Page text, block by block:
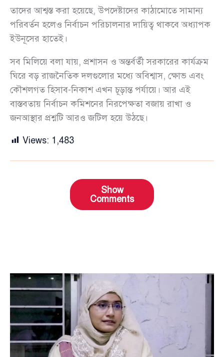
তাদের আশ্বস্ত করা হয়েছে, উপদেষ্টাদের কাঠামোতে সামান্য
পরিবর্তন হলেও নির্বাচন পরিচালনার দায়িত্ব থাকবে অধ্যাপক
ইউনূসের হাতেই।
সব মিলিয়ে বলা যায়, প্রশাসন ও অন্তর্বর্তী সরকারের কার্যক্রম
ঘিরে বড় রাজনৈতিক দলগুলোর মধ্যে অবিশ্বাস, ক্ষোভ এবং
কৌশলগত হিসাব-নিকাশ এখন চূড়ান্ত পর্যায়ে। আর এই
বাস্তবতায় নির্বাচন কমিশনের নিরপেক্ষতা বজায় রাখা ও
জনআস্থার প্রশ্নটি আরও জটিল হয়ে উঠছে।
Views: 1,483
Show
Comments